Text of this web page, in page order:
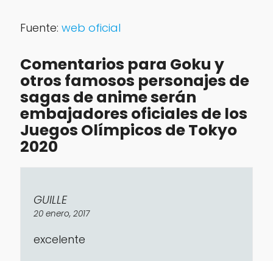
Fuente: web oficial
Comentarios para Goku y
otros famosos personajes de
sagas de anime serán
embajadores oficiales de los
Juegos Olímpicos de Tokyo
2020
GUILLE
20 enero, 2017
excelente